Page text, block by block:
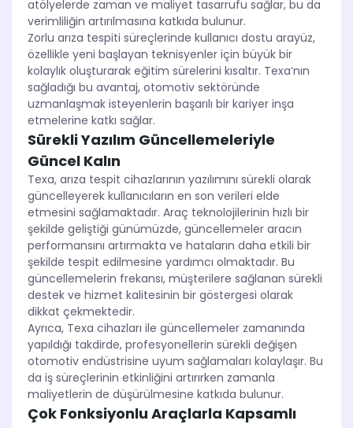
atölyelerde zaman ve maliyet tasarrufu sağlar, bu da
verimliliğin artırılmasına katkıda bulunur.
Zorlu arıza tespiti süreçlerinde kullanıcı dostu arayüz,
özellikle yeni başlayan teknisyenler için büyük bir
kolaylık oluşturarak eğitim sürelerini kısaltır. Texa’nın
sağladığı bu avantaj, otomotiv sektöründe
uzmanlaşmak isteyenlerin başarılı bir kariyer inşa
etmelerine katkı sağlar.
Sürekli Yazılım Güncellemeleriyle
Güncel Kalın
Texa, arıza tespit cihazlarının yazılımını sürekli olarak
güncelleyerek kullanıcıların en son verileri elde
etmesini sağlamaktadır. Araç teknolojilerinin hızlı bir
şekilde geliştiği günümüzde, güncellemeler aracın
performansını artırmakta ve hataların daha etkili bir
şekilde tespit edilmesine yardımcı olmaktadır. Bu
güncellemelerin frekansı, müşterilere sağlanan sürekli
destek ve hizmet kalitesinin bir göstergesi olarak
dikkat çekmektedir.
Ayrıca, Texa cihazları ile güncellemeler zamanında
yapıldığı takdirde, profesyonellerin sürekli değişen
otomotiv endüstrisine uyum sağlamaları kolaylaşır. Bu
da iş süreçlerinin etkinliğini artırırken zamanla
maliyetlerin de düşürülmesine katkıda bulunur.
Çok Fonksiyonlu Araçlarla Kapsamlı